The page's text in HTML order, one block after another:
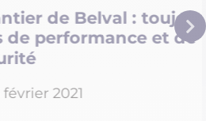
: toujours
et de